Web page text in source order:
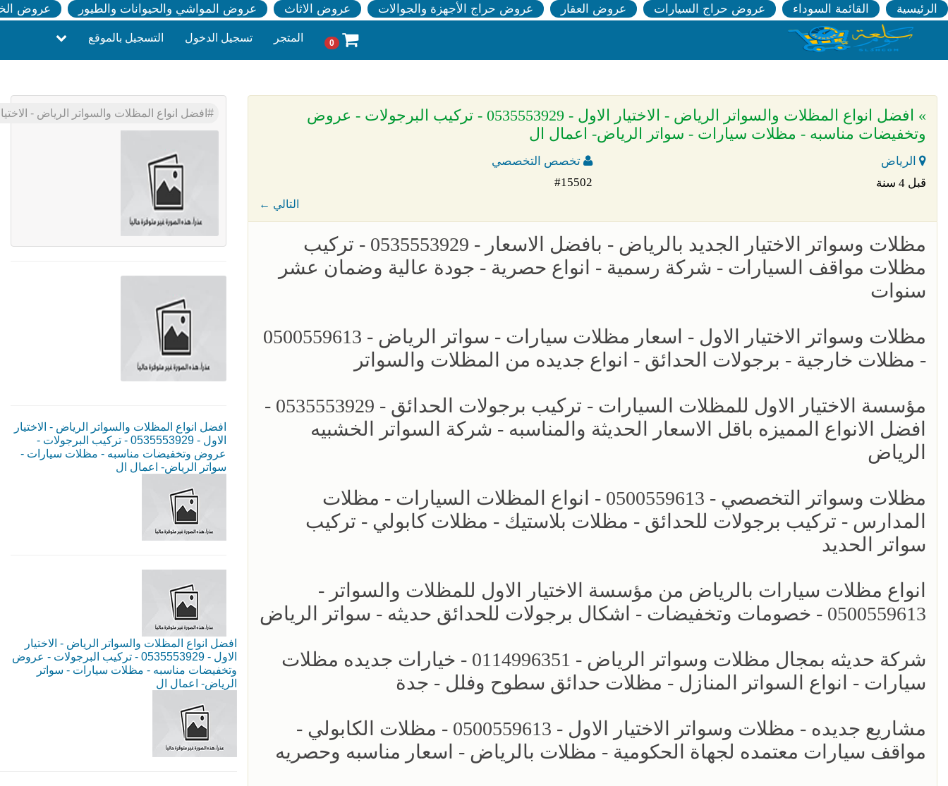
الرئيسية القائمة السوداء عروض حراج السيارات عروض العقار عروض حراج الأجهزة والجوالات عروض الاثاث عروض المواشي والحيوانات والطيور عروض
0 المتجر تسجيل الدخول التسجيل بالموقع
» افضل انواع المظلات والسواتر الرياض - الاختيار الاول - 0535553929 - تركيب البرجولات - عروض
وتخفيضات مناسبه - مظلات سيارات - سواتر الرياض- اعمال ال
الرياض
تخصص التخصصي
قبل 4 سنة
#15502
← التالي
مظلات وسواتر الاختيار الجديد بالرياض - بافضل الاسعار - 0535553929 - تركيب
مظلات مواقف السيارات - شركة رسمية - انواع حصرية - جودة عالية وضمان عشر
سنوات
مظلات وسواتر الاختيار الاول - اسعار مظلات سيارات - سواتر الرياض - 0500559613
- مظلات خارجية - برجولات الحدائق - انواع جديده من المظلات والسواتر
مؤسسة الاختيار الاول للمظلات السيارات - تركيب برجولات الحدائق - 0535553929 -
افضل الانواع المميزه باقل الاسعار الحديثة والمناسبه - شركة السواتر الخشبيه
الرياض
مظلات وسواتر التخصصي - 0500559613 - انواع المظلات السيارات - مظلات
المدارس - تركيب برجولات للحدائق - مظلات بلاستيك - مظلات كابولي - تركيب
سواتر الحديد
انواع مظلات سيارات بالرياض من مؤسسة الاختيار الاول للمظلات والسواتر -
0500559613 - خصومات وتخفيضات - اشكال برجولات للحدائق حديثه - سواتر الرياض
شركة حديثه بمجال مظلات وسواتر الرياض - 0114996351 - خيارات جديده مظلات
سيارات - انواع السواتر المنازل - مظلات حدائق سطوح وفلل - جدة
مشاريع جديده - مظلات وسواتر الاختيار الاول - 0500559613 - مظلات الكابولي -
مواقف سيارات معتمده لجهاة الحكومية - مظلات بالرياض - اسعار مناسبه وحصريه
افضل انواع المظلات والسواتر الرياض - الاختيار الاول - 0535553929 - تركيب البرجولات - عروض وتخفيضات مناسبه - مظلات
افضل انواع المظلات والسواتر الرياض - الاختيار
الاول - 0535553929 - تركيب البرجولات -
عروض وتخفيضات مناسبه - مظلات سيارات -
سواتر الرياض- اعمال ال
افضل انواع المظلات والسواتر الرياض - الاختيار
الاول - 0535553929 - تركيب البرجولات - عروض
وتخفيضات مناسبه - مظلات سيارات - سواتر
الرياض- اعمال ال